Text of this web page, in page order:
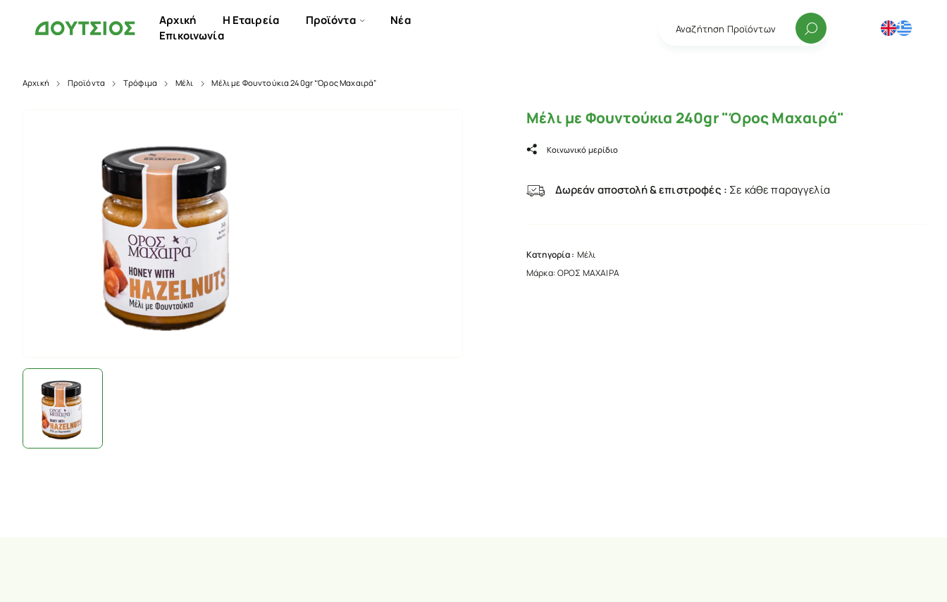
Αρχική Η Εταιρεία Προϊόντα
Νέα
Επικοινωνία
Αναζήτηση Προϊόντων
Αρχική Προϊόντα Τρόφιμα Μέλι Μέλι με Φουντούκια 240gr “Όρος Μαχαιρά”
Μέλι με Φουντούκια 240gr "Όρος Μαχαιρά"
Κοινωνικό μερίδιο
Δωρεάν αποστολή & επιστροφές : Σε κάθε παραγγελία
Κατηγορία : Μέλι
Μάρκα:ΟΡΟΣ ΜΑΧΑΙΡΑ